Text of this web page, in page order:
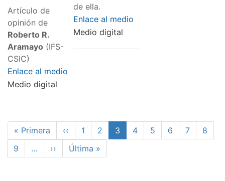
Artículo de
opinión de
Roberto R.
Aramayo (IFS-
CSIC)
Enlace al medio
Medio digital
de ella.
Enlace al medio
Medio digital
Paginación
Primera
página
« Primera
Página
anterior
‹‹ Page
1 Page
2
Página
actual
3 Page
4 Page
5 Page
6 Page
7 Page
8
Page
9 …
Siguiente
página
››
Última
página
Última »